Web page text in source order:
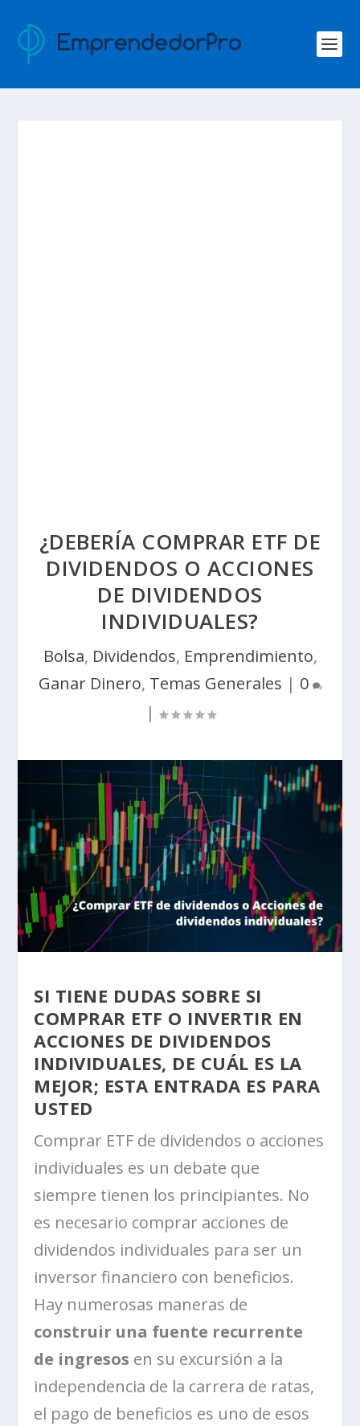
¿DEBERÍA COMPRAR ETF DE
DIVIDENDOS O ACCIONES
DE DIVIDENDOS
INDIVIDUALES?
Bolsa, Dividendos, Emprendimiento,
Ganar Dinero, Temas Generales | 0
|
SI TIENE DUDAS SOBRE SI
COMPRAR ETF O INVERTIR EN
ACCIONES DE DIVIDENDOS
INDIVIDUALES, DE CUÁL ES LA
MEJOR; ESTA ENTRADA ES PARA
USTED
Comprar ETF de dividendos o acciones
individuales es un debate que
siempre tienen los principiantes. No
es necesario comprar acciones de
dividendos individuales para ser un
inversor financiero con beneficios.
Hay numerosas maneras de
construir una fuente recurrente
de ingresos en su excursión a la
independencia de la carrera de ratas,
el pago de beneficios es uno de esos